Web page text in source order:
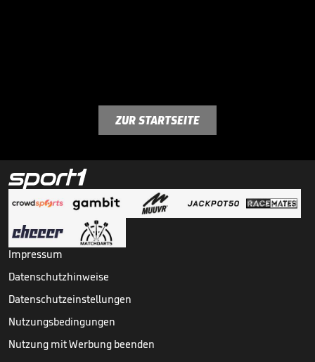
ZUR STARTSEITE
Impressum
Datenschutzhinweise
Datenschutzeinstellungen
Nutzungsbedingungen
Nutzung mit Werbung beenden